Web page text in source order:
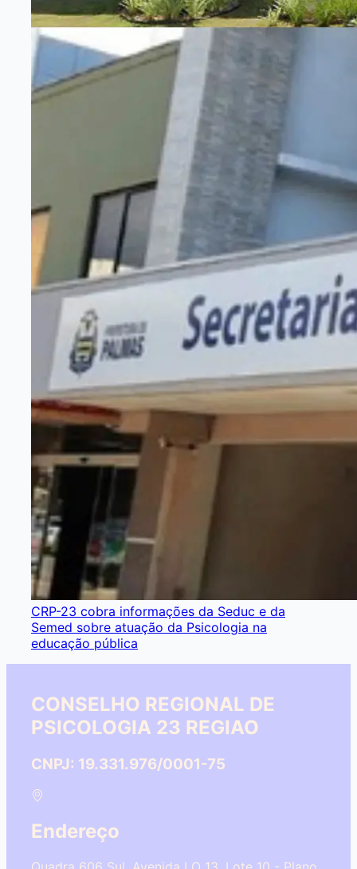
CRP-23 cobra informações da Seduc e da
Semed sobre atuação da Psicologia na
educação pública
CONSELHO REGIONAL DE
PSICOLOGIA 23 REGIAO
CNPJ: 19.331.976/0001-75
Endereço